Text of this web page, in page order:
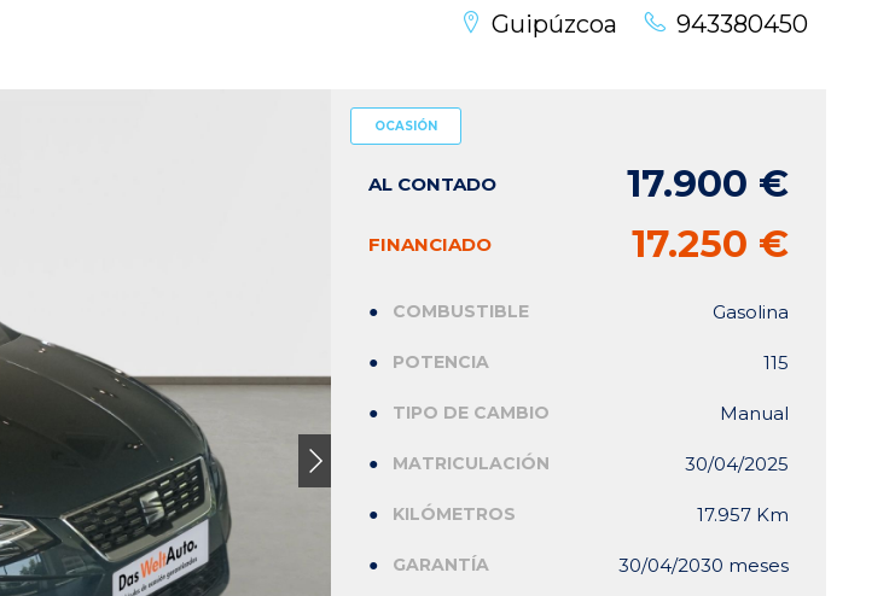
Guipúzcoa 943380450
OCASIÓN
AL CONTADO 17.900 €
FINANCIADO 17.250 €
COMBUSTIBLE Gasolina
POTENCIA 115
TIPO DE CAMBIO Manual
MATRICULACIÓN 30/04/2025
KILÓMETROS 17.957 Km
GARANTÍA 30/04/2030 meses